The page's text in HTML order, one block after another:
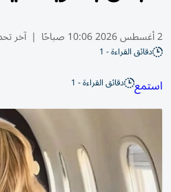
2 أغسطس 2026 10:06 صباحًا | آخر
دقائق القراءة - 1
استمع دقائق القراءة - 1